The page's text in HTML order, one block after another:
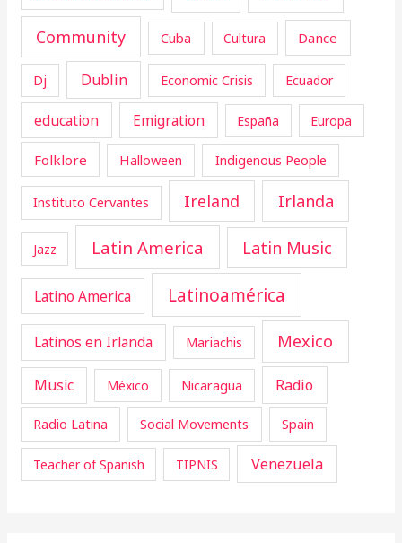
Community Cuba Cultura Dance
Dj Dublin Economic Crisis Ecuador
education Emigration España Europa
Folklore Halloween Indigenous People
Instituto Cervantes Ireland Irlanda
Jazz Latin America Latin Music
Latino America Latinoamérica
Latinos en Irlanda Mariachis Mexico
Music México Nicaragua Radio
Radio Latina Social Movements Spain
Teacher of Spanish TIPNIS Venezuela